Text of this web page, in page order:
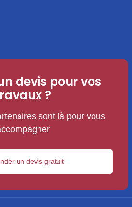
devis pour vos
?
sont là pour vous
un devis gratuit